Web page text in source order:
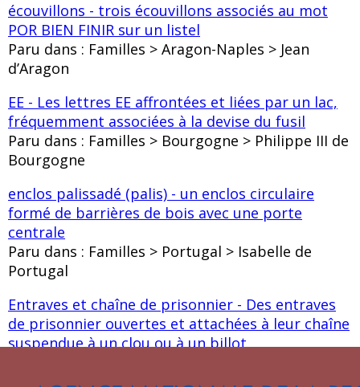
écouvillons - trois écouvillons associés au mot
POR BIEN FINIR sur un listel
Paru dans : Familles > Aragon-Naples > Jean
d’Aragon
EE - Les lettres EE affrontées et liées par un lac,
fréquemment associées à la devise du fusil
Paru dans : Familles > Bourgogne > Philippe III de
Bourgogne
enclos palissadé (palis) - un enclos circulaire
formé de barrières de bois avec une porte
centrale
Paru dans : Familles > Portugal > Isabelle de
Portugal
Entraves et chaîne de prisonnier - Des entraves
de prisonnier ouvertes et attachées à leur chaîne
suspendue à un clou ou à un billot
Lannoy